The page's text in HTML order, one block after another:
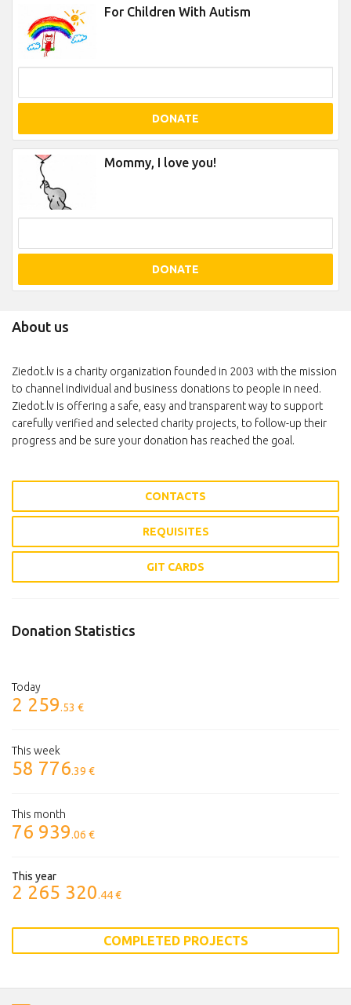
For Children With Autism
DONATE
Mommy, I love you!
DONATE
About us
Ziedot.lv is a charity organization founded in 2003 with the mission
to channel individual and business donations to people in need.
Ziedot.lv is offering a safe, easy and transparent way to support
carefully verified and selected charity projects, to follow-up their
progress and be sure your donation has reached the goal.
CONTACTS
REQUISITES
GIT CARDS
Donation Statistics
Today
2 259.53 €
This week
58 776.39 €
This month
76 939.06 €
This year
2 265 320.44 €
COMPLETED PROJECTS